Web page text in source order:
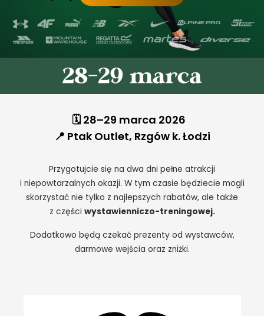
🗓 28–29 marca 2026
📍 Ptak Outlet, Rzgów k. Łodzi
Przygotujcie się na dwa dni pełne atrakcji
i niepowtarzalnych okazji. W tym czasie będziecie mogli
skorzystać nie tylko z najlepszych rabatów, ale także
z części wystawienniczo-treningowej.
Dodatkowo będą czekać prezenty od wystawców,
darmowe wejścia oraz zniżki.